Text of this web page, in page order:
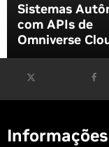
Sistemas
com APIs de
Omniverse